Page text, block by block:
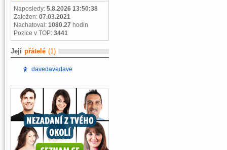
Naposledy: 5.8.2026 13:50:38
Založen: 07.03.2021
Nachatoval: 1080.27 hodin
Pozice v TOP: 3441
Její přátelé (1)
davedavedave